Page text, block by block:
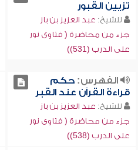
تزيين القبور
للشيخ: عبد العزيز بن باز
جزء من محاضرة ( فتاوى نور
على الدرب (531))
الفهرس:حكم
قراءة القرآن عند القبر
للشيخ: عبد العزيز بن باز
جزء من محاضرة ( فتاوى نور
على الدرب (538))